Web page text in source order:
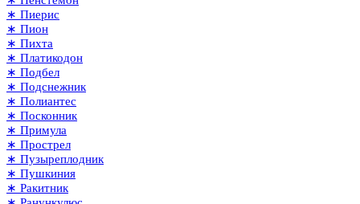
∗ Пиерис
∗ Пион
∗ Пихта
∗ Платикодон
∗ Подбел
∗ Подснежник
∗ Полиантес
∗ Посконник
∗ Примула
∗ Прострел
∗ Пузыреплодник
∗ Пушкиния
∗ Ракитник